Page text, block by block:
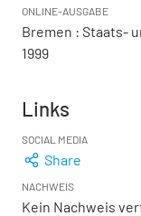
ONLINE-AUSGABE
Bremen : Staats-
1999
Links
SOCIAL MEDIA
Share
NACHWEIS
Kein Nachweis